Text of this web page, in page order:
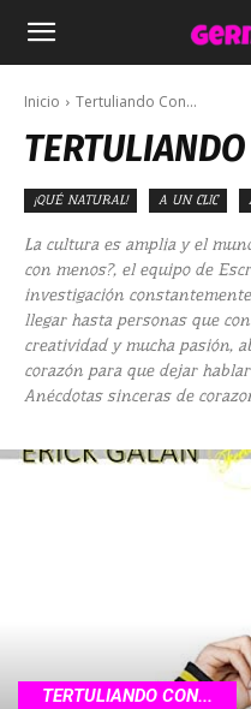
Inicio Tertuliando Con...
¡QUÉ NATURAL! A UN CLIC
La cultura es amplia y el
con menos?, el equipo de
investigación
llegar hasta personas que
creatividad y mucha pasión,
corazón para que dejar
Anécdotas sinceras de
TERTULIANDO CON...